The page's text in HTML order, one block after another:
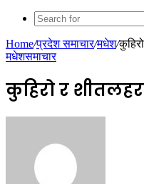
Home/प्रदेश समाचार/मधेश/
मधेशसमाचार
कुहिरो र